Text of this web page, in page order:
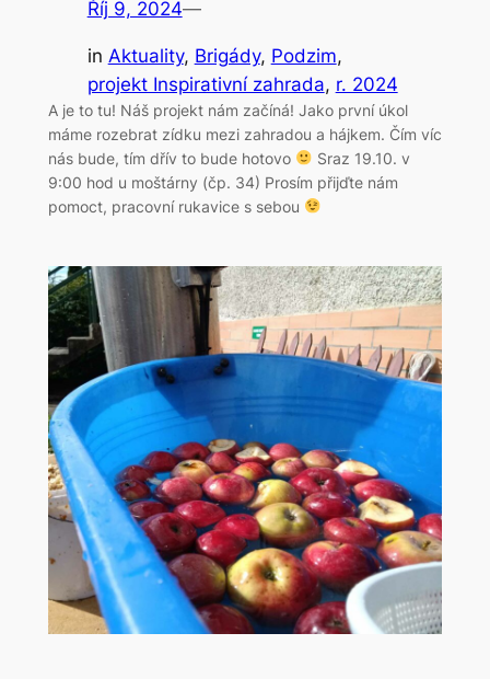
Říj 9, 2024—
in Aktuality, Brigády, Podzim
projekt Inspirativní zahrada, r. 2024
A je to tu! Náš projekt nám začíná! Jako první úkol
máme rozebrat zídku mezi zahradou a hájkem. Čím víc
nás bude, tím dřív to bude hotovo
Sraz 19.10. v
9:00 hod u moštárny (čp. 34) Prosím přijďte nám
pomoct, pracovní rukavice s sebou